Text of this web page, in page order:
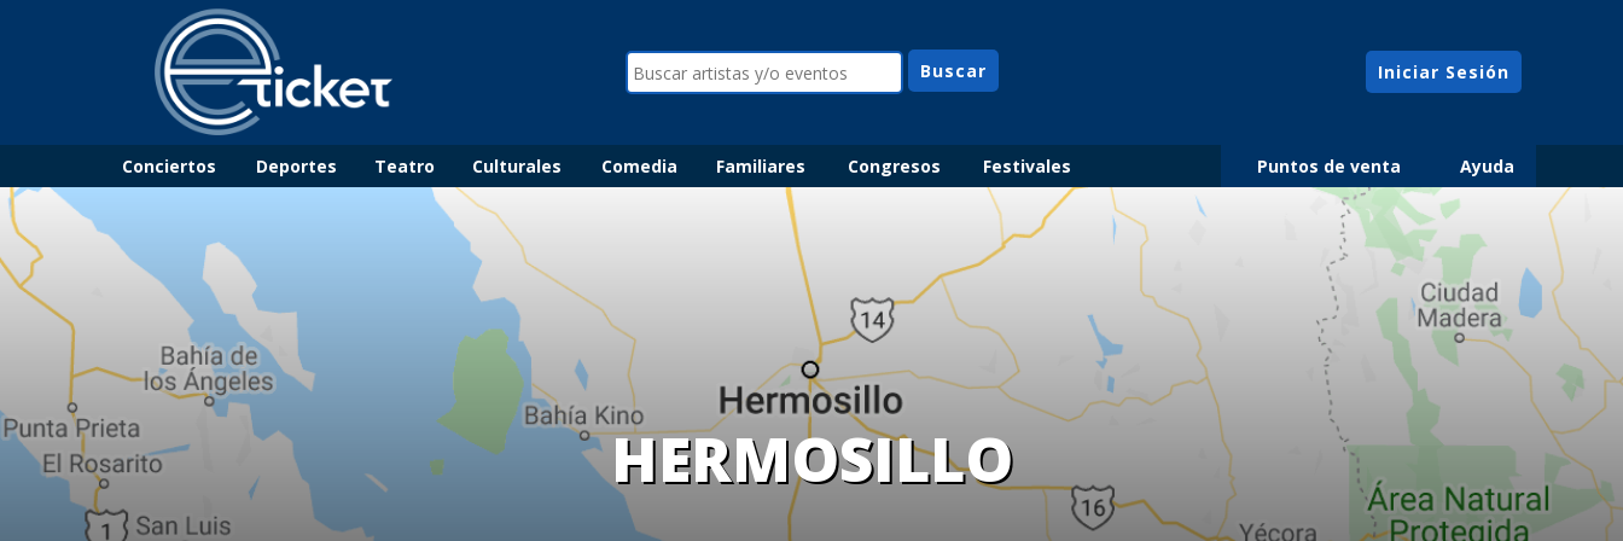
Iniciar Sesión
Conciertos Deportes Teatro Culturales Comedia Familiares Congresos Festivales Puntos de venta Ayuda
HERMOSILLO